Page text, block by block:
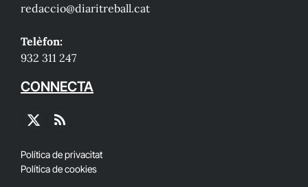
redaccio@diaritreball.cat
Telèfon:
932 311 247
CONNECTA
X
RSS
Política de privacitat
Política de cookies